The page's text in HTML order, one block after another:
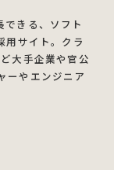
きる、ソフト
用サイト。クラ
大手企業や官公
ーやエンジニア